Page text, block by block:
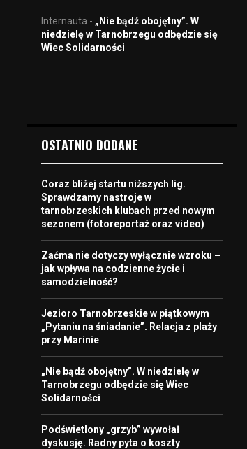
Internauta - „Nie bądź obojętny”. W
niedzielę w Tarnobrzegu odbędzie się
Wiec Solidarności
OSTATNIO DODANE
Coraz bliżej startu niższych lig.
Sprawdzamy nastroje w
tarnobrzeskich klubach przed nowym
sezonem (fotoreportaż oraz video)
Zaćma nie dotyczy wyłącznie wzroku –
jak wpływa na codzienne życie i
samodzielność?
Jezioro Tarnobrzeskie w piątkowym
„Pytaniu na śniadanie”. Relacja z plaży
przy Marinie
„Nie bądź obojętny”. W niedzielę w
Tarnobrzegu odbędzie się Wiec
Solidarności
Podświetlony „grzyb” wywołał
dyskusję. Radny pyta o koszty